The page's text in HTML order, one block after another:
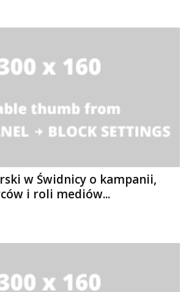
w Świdnicy o kampanii,
i roli mediów...